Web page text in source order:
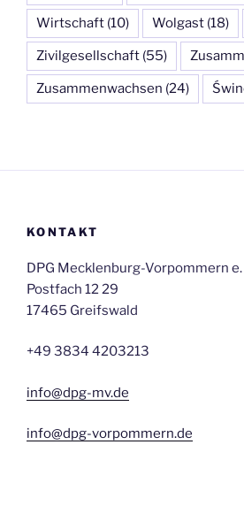
Wirtschaft (10) Wolgast (18)
Zivilgesellschaft (55)
Zusammenwachsen (24)
KONTAKT
DPG Mecklenburg-Vorpommern e.
Postfach 12 29
17465 Greifswald
+49 3834 4203213
info@dpg-mv.de
info@dpg-vorpommern.de